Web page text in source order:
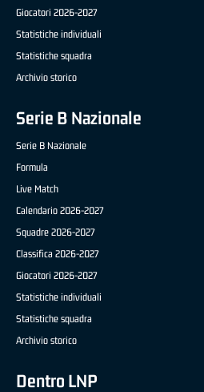
Giocatori 2026-2027
Statistiche individuali
Statistiche squadra
Archivio storico
Serie B Nazionale
Serie B Nazionale
Formula
Live Match
Calendario 2026-2027
Squadre 2026-2027
Classifica 2026-2027
Giocatori 2026-2027
Statistiche individuali
Statistiche squadra
Archivio storico
Dentro LNP